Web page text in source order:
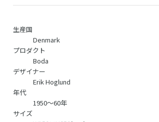
生産国
Denmark
プロダクト
Boda
デザイナー
Erik Hoglund
年代
1950～60年
サイズ